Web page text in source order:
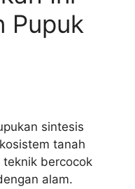
Pupuk
sintesis
tanah
bercocok
alam.